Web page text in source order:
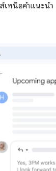
ส์เหนือคำแนะนำ